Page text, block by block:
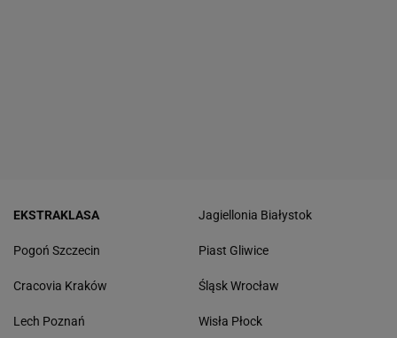
EKSTRAKLASA
Pogoń Szczecin
Cracovia Kraków
Lech Poznań
Jagiellonia Białystok
Piast Gliwice
Śląsk Wrocław
Wisła Płock